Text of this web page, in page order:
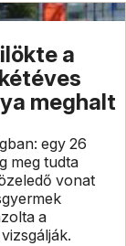
a
meghalt
egy 26
meg tudta
vonat
a